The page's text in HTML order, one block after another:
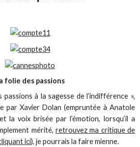
folie des passions
à la sagesse de l’indifférence »,
par Xavier Dolan (empruntée à Anatole
la voix brisée par l’émotion, lorsqu’il a
mérité, retrouvez ma critique de
ici), je pourrais la faire mienne.